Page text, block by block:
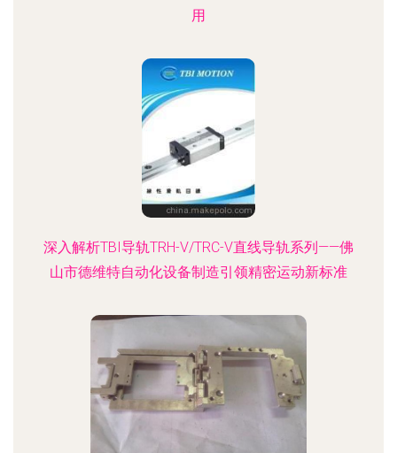
用
深入解析TBI导轨TRH-V/TRC-V直线导轨系列——佛
山市德维特自动化设备制造引领精密运动新标准